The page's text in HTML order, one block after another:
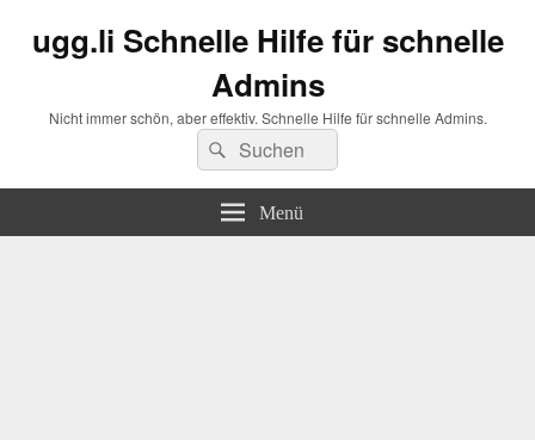
ugg.li Schnelle Hilfe für schnelle
Admins
Nicht immer schön, aber effektiv. Schnelle Hilfe für schnelle Admins.
Suchen
nach:
Suchen
Menü